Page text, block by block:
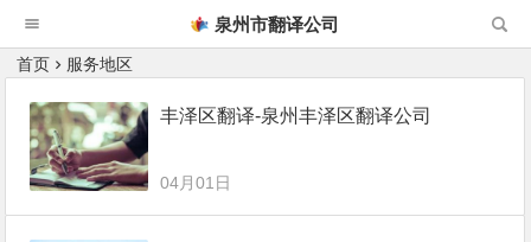
泉州市翻译公司
首页 服务地区
丰泽区翻译-泉州丰泽区翻译公司
04月01日